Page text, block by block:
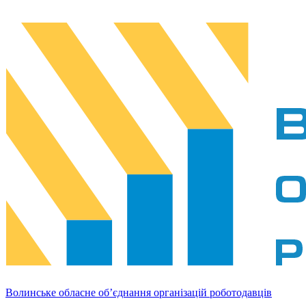
Волинське обласне об’єднання організацій роботодавців